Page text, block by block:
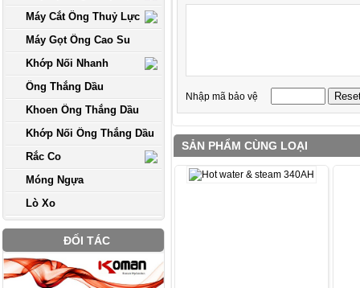
Máy Cắt Ống Thuỷ Lực
Máy Gọt Ống Cao Su
Khớp Nối Nhanh
Ống Thắng Dầu
Khoen Ống Thắng Dầu
Khớp Nối Ống Thắng Dầu
Rắc Co
Móng Ngựa
Lò Xo
ĐỐI TÁC
Nhập mã bảo vệ
SẢN PHẨM CÙNG LOẠI